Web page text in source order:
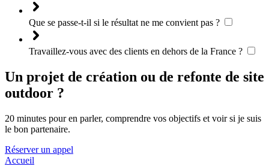
Que se passe-t-il si le résultat ne me convient pas ?
Travaillez-vous avec des clients en dehors de la France ?
Un projet de création ou de refonte de site
outdoor ?
20 minutes pour en parler, comprendre vos objectifs et voir si je suis
le bon partenaire.
Réserver un appel
Accueil